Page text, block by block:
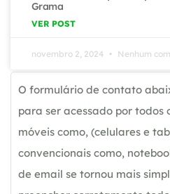
Grama
VER POST
novembro 2, 2024 Nenhum
O formulário de contato
para ser acessado por todos
móveis como, (celulares e
convencionais como,
de email se tornou mais